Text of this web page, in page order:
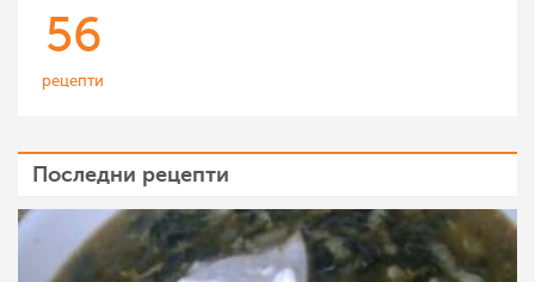
56
рецепти
Последни рецепти